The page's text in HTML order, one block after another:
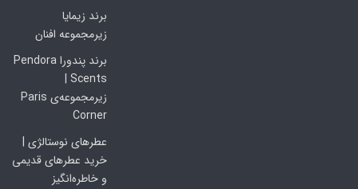
برند زیمایا
زیرمجموعه افنان
برند پندورا Pendora
Scents |
زیرمجموعه‌ی Paris
Corner
عطرهای نوستالژی |
خرید عطرهای قدیمی
و خاطره‌انگیز